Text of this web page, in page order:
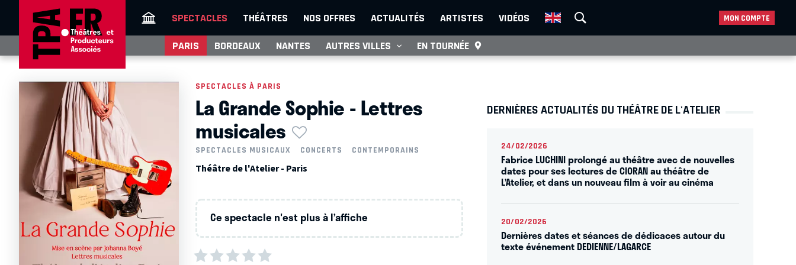
SPECTACLES THÉÂTRES NOS OFFRES ACTUALITÉS ARTISTES VIDÉOS MON COMPTE
PARIS BORDEAUX NANTES AUTRES VILLES EN TOURNÉE
SPECTACLES À PARIS
La Grande Sophie - Lettres
musicales
SPECTACLES MUSICAUX CONCERTS CONTEMPORAINS
Théâtre de l'Atelier - Paris
Ce spectacle n'est plus à l’affiche
DERNIÈRES ACTUALITÉS DU THÉÂTRE DE L'ATELIER
24/02/2026
Fabrice LUCHINI prolongé au théâtre avec de nouvelles
dates pour ses lectures de CIORAN au théâtre de
L’Atelier, et dans un nouveau film à voir au cinéma
20/02/2026
Dernières dates et séances de dédicaces autour du
texte événement DEDIENNE/LAGARCE